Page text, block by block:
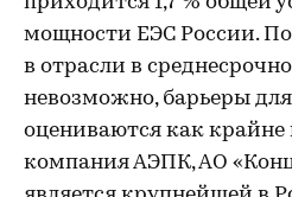
мощности ЕЭС России.
в отрасли в
невозможно, барьеры
оцениваются как
компания АЭПК, АО